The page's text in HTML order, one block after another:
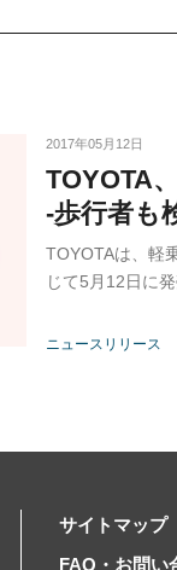
2017年05月12日
TOYOTA
-歩行者も
TOYOTAは、軽
じて5月12日に発
ニュースリリース
サイトマップ
FAQ・お問い